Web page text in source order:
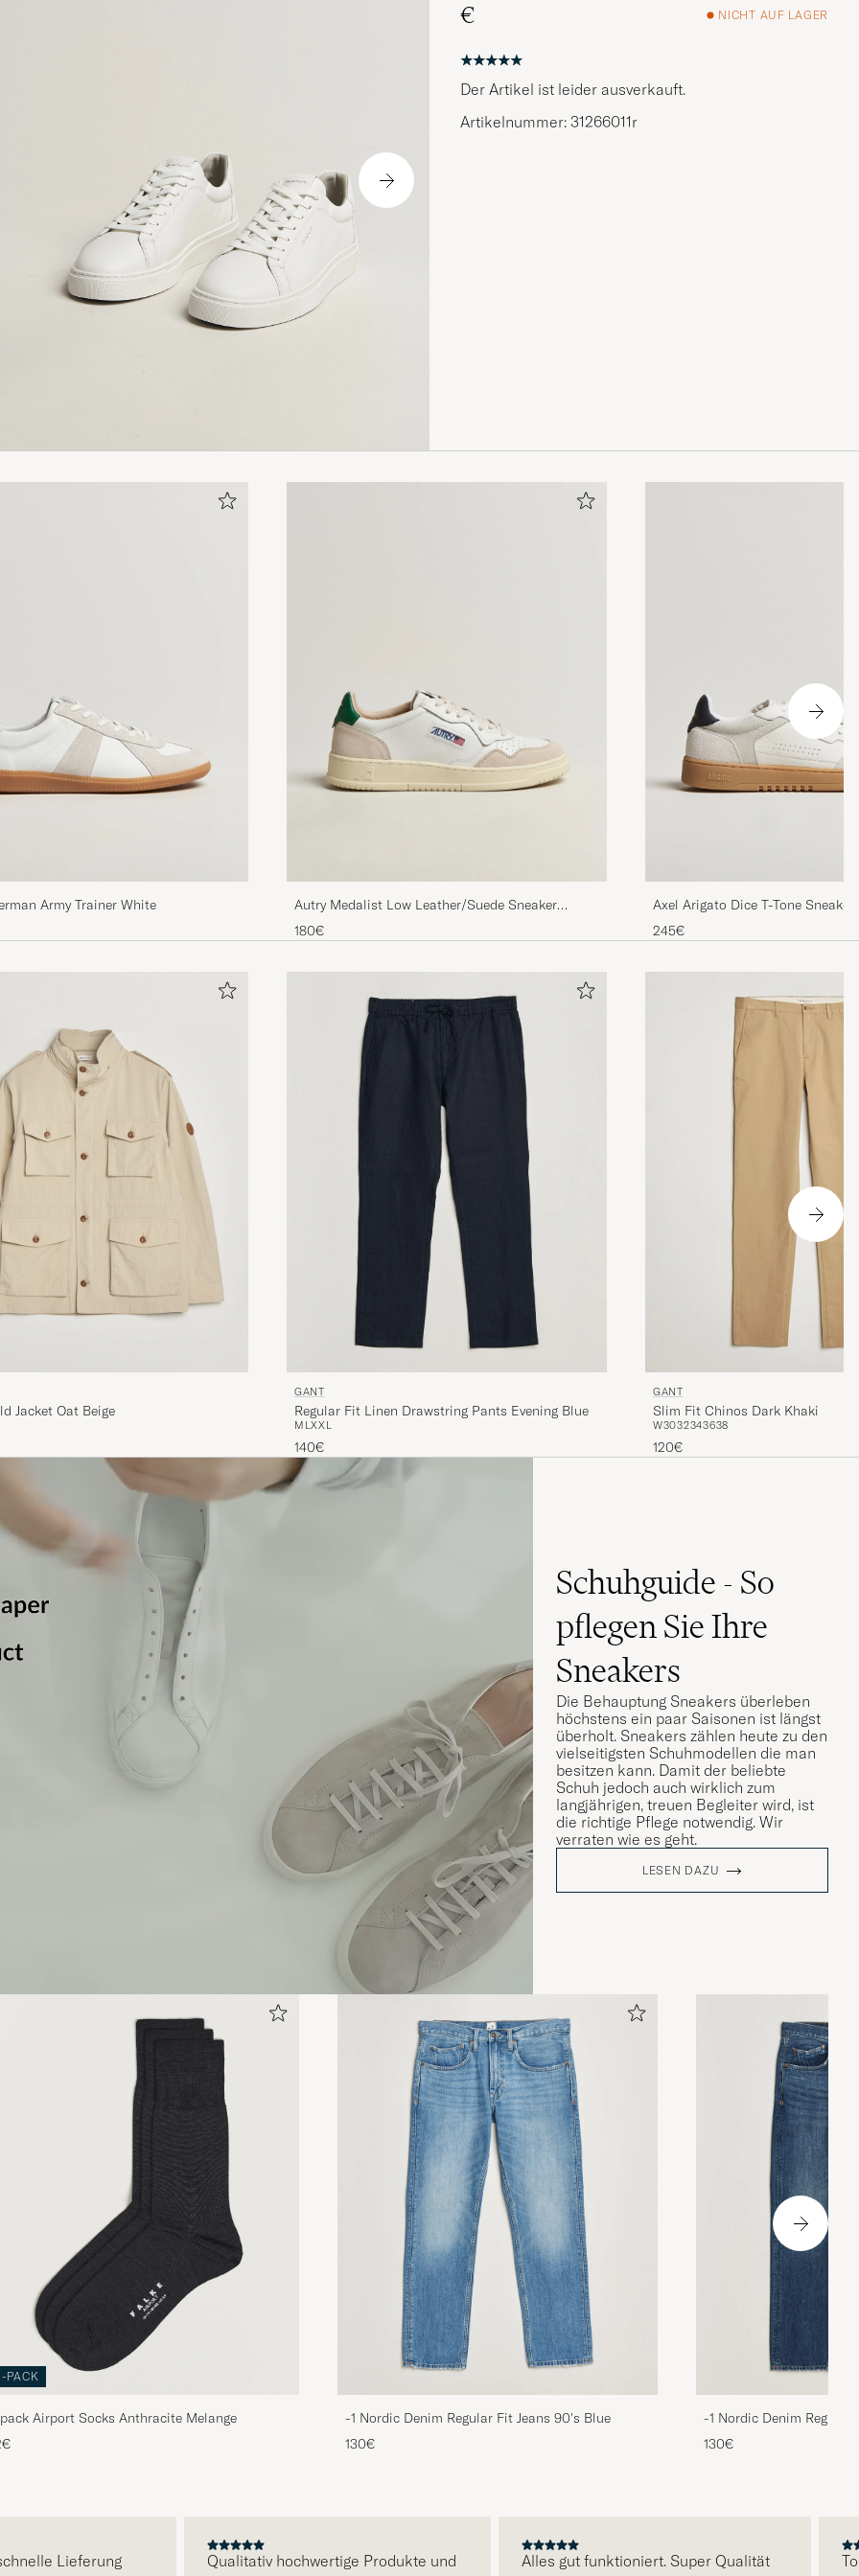
€
NICHT AUF LAGER
Der Artikel ist leider ausverkauft.
Artikelnummer: 31266011r
Army Trainer White
Autry Medalist Low Leather/Suede Sneaker
White/Amazon
180€
Axel Arigato Dice T-Tone
245€
Jacket Oat Beige
GANT
Regular Fit Linen Drawstring Pants Evening Blue
M LXXL
140€
GANT
Slim Fit Chinos Dark Khaki
W3032343638
120€
Schuhguide - So
pflegen Sie Ihre
Sneakers
Die Behauptung Sneakers überleben
höchstens ein paar Saisonen ist längst
überholt. Sneakers zählen heute zu den
vielseitigsten Schuhmodellen die man
besitzen kann. Damit der beliebte
Schuh jedoch auch wirklich zum
langjährigen, treuen Begleiter wird, ist
die richtige Pflege notwendig. Wir
verraten wie es geht.
LESEN DAZU
PACK
Airport Socks Anthracite Melange
-1 Nordic Denim Regular Fit Jeans 90's Blue
130€
-1 Nordic Denim Regular
130€
Lieferung
Qualitativ hochwertige Produkte und
Alles gut funktioniert. Super Qualität